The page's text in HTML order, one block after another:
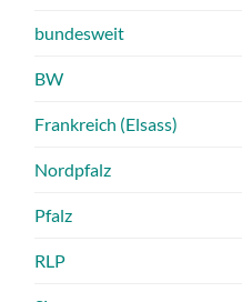
bundesweit
BW
Frankreich (Elsass)
Nordpfalz
Pfalz
RLP